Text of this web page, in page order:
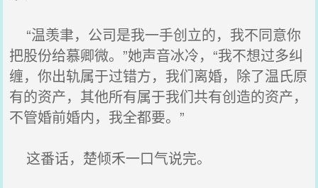
“温羡聿，公司是我一手创立的，我不同意你
把股份给慕卿微。”她声音冰冷，“我不想过多纠
缠，你出轨属于过错方，我们离婚，除了温氏原
有的资产，其他所有属于我们共有创造的资产，
不管婚前婚内，我全都要。”
这番话，楚倾禾一口气说完。